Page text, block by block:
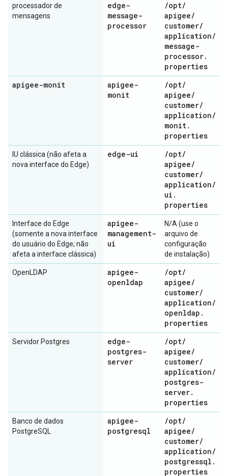
processador de
mensagens
edge-
message-
processor
/opt/
apigee/
customer/
application/
message-
processor.
properties
apigee-monit
apigee-
monit
/opt/
apigee/
customer/
application/
monit.
properties
IU clássica (não afeta a
nova interface do Edge)
edge-ui /opt/
apigee/
customer/
application/
ui .
properties
Interface do Edge
(somente a nova interface
do usuário do Edge; não
afeta a interface clássica)
apigee-
management-
ui
N/A (use o
arquivo de
configuração
de instalação)
OpenLDAP
apigee-
openldap
/opt/
apigee/
customer/
application/
openldap .
properties
Servidor Postgres
edge-
postgres-
server
/opt/
apigee/
customer/
application/
postgres-
server.
properties
Banco de dados
PostgreSQL
apigee-
postgresql
/opt/
apigee/
customer/
application/
postgressql .
properties